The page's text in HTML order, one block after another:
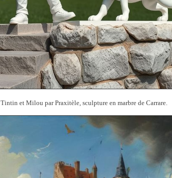
Tintin et Milou par Praxitèle, sculpture en marbre de Carrare.